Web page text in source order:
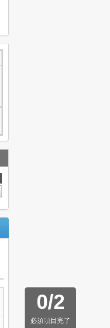
0/2
必須項目完了